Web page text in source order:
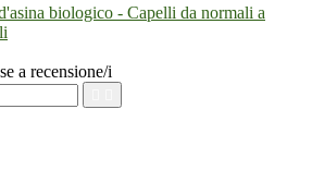
biologico - Capelli da normali a
a recensione/i